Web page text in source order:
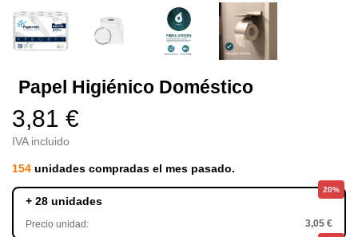
Papel Higiénico Doméstico
3,81 €
IVA incluido
154 unidades compradas el mes pasado.
20%
+ 28 unidades
Precio unidad: 3,05 €